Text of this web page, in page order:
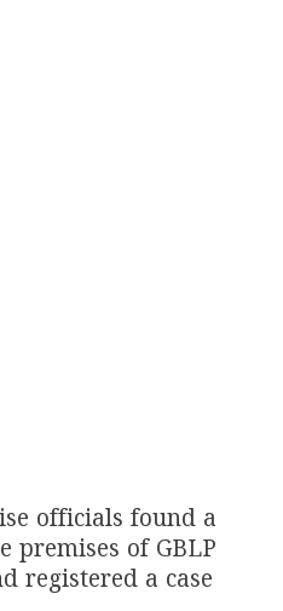
officials found a
of GBLP
registered a case